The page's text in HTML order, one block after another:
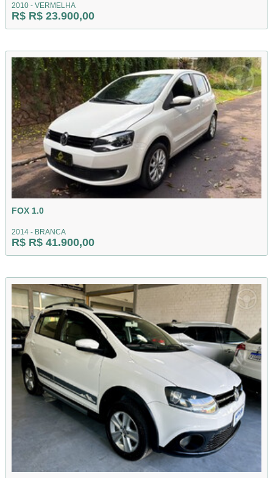
2010 - VERMELHA
R$ R$ 23.900,00
FOX 1.0
2014 - BRANCA
R$ R$ 41.900,00